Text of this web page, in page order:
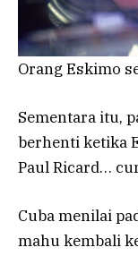
Orang Eskimo
Sementara itu,
berhenti ketika
Paul Ricard…
Cuba menilai
mahu kembali